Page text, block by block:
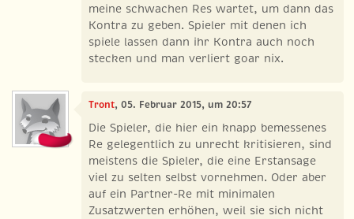
meine schwachen Res wartet, um dann das
Kontra zu geben. Spieler mit denen ich
spiele lassen dann ihr Kontra auch noch
stecken und man verliert goar nix.
Tront, 05. Februar 2015, um 20:57
Die Spieler, die hier ein knapp bemessenes
Re gelegentlich zu unrecht kritisieren, sind
meistens die Spieler, die eine Erstansage
viel zu selten selbst vornehmen. Oder aber
auf ein Partner-Re mit minimalen
Zusatzwerten erhöhen, weil sie sich nicht